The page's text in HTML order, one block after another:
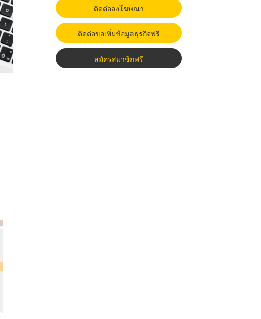
ติดต่อลงโฆษณา
ติดต่อขอเพิ่มข้อมูลธุรกิจฟรี
สมัครสมาชิกฟรี